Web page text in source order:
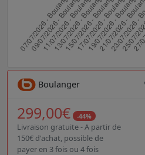
Boulanger
299,00€ -44%
Livraison gratuite - A partir de
150€ d'achat, possible de
payer en 3 fois ou 4 fois